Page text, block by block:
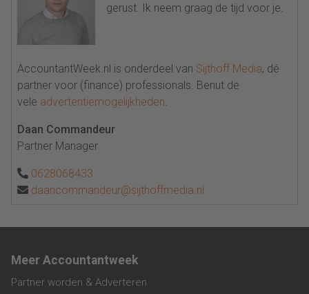
gerust. Ik neem graag de tijd voor je.
AccountantWeek.nl is onderdeel van Sijthoff Media, dé
partner voor (finance) professionals. Benut de
vele advertentiemogelijkheden
Daan Commandeur
Partner Manager
0628068433
daancommandeur@sijthoffmedia.nl
Meer Accountantweek
Partner worden & Adverteren